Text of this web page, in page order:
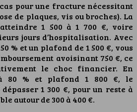
pour une fracture nécessitant
de plaques, vis ou broches). La
1 500 à 1 700 €, voire
jours d’hospitalisation. Avec
% et un plafond de 1 500 €, vous
avoisinant 750 €, ce
le choc financier. En
80 % et plafond 1 800 €, le
1 300 €, pour un reste à
autour de 300 à 400 €.